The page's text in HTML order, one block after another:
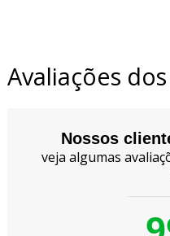
Avaliações
Nossos
veja algumas